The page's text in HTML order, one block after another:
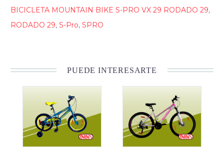
BICICLETA MOUNTAIN BIKE S-PRO VX 29 RODADO 29,
RODADO 29, S-Pro, SPRO
PUEDE INTERESARTE